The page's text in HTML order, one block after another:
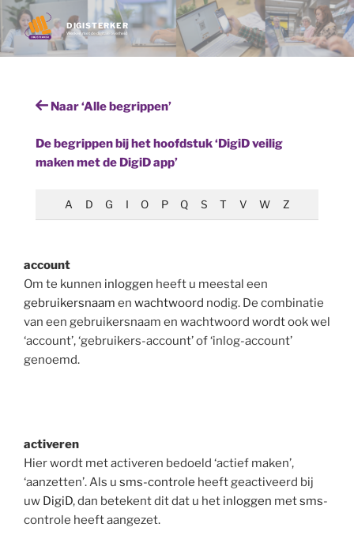
Ga
naar
de
DIGISTERKER
Werken met de digitale overheid
Naar ‘Alle begrippen’
De begrippen bij het hoofdstuk ‘DigiD veilig
maken met de DigiD app’
A D G I O P Q S T V W Z
account
Om te kunnen inloggen heeft u meestal een
gebruikersnaam en wachtwoord nodig. De combinatie
van een gebruikersnaam en wachtwoord wordt ook wel
‘account’, ‘gebruikers-account’ of ‘inlog-account’
genoemd.
activeren
Hier wordt met activeren bedoeld ‘actief maken’,
‘aanzetten’. Als u sms-controle heeft geactiveerd bij
uw DigiD, dan betekent dit dat u het inloggen metsms-
controle heeft aangezet.